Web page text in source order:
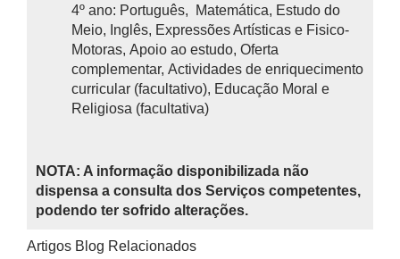
4º ano: Português, Matemática, Estudo do
Meio, Inglês, Expressões Artísticas e Fisico-
Motoras, Apoio ao estudo, Oferta
complementar, Actividades de enriquecimento
curricular (facultativo), Educação Moral e
Religiosa (facultativa)
NOTA: A informação disponibilizada não
dispensa a consulta dos Serviços competentes,
podendo ter sofrido alterações.
Artigos Blog Relacionados